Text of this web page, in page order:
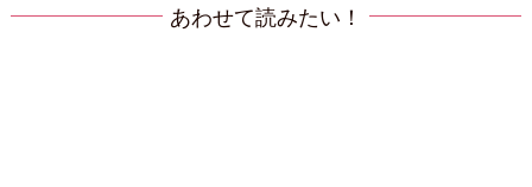
あわせて読みたい！